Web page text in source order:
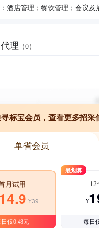
代理 （0）
标宝会员，查看更多招采
单省会员
月试用
14.9 ¥39
日仅0.48元
最划算
12
¥
每日